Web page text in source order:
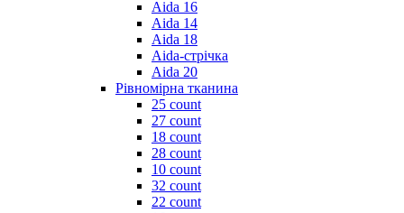
Aida 16
Aida 14
Aida 18
Aida-стрічка
Aida 20
Рівномірна тканина
25 count
27 count
18 count
28 count
10 count
32 count
22 count